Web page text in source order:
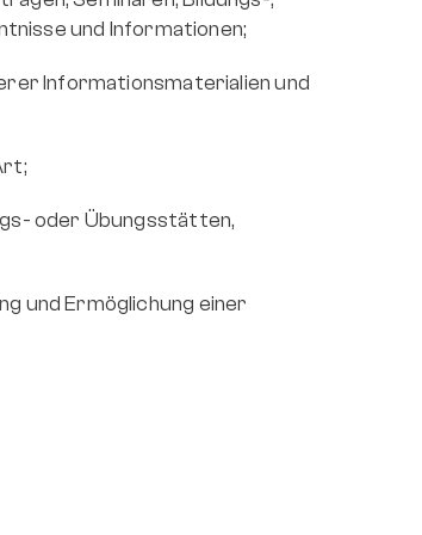
und Informationen;
Informationsmaterialien und
oder Übungsstätten,
und Ermöglichung einer